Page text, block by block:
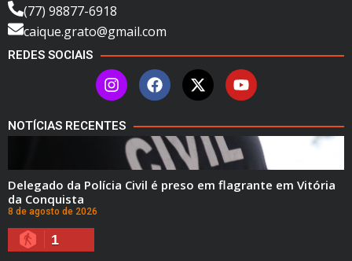
(77) 98877-6918
caique.grato@gmail.com
REDES SOCIAIS
NOTÍCIAS RECENTES
Delegado da Polícia Civil é preso em flagrante em Vitória
da Conquista
8 de agosto de 2026
1